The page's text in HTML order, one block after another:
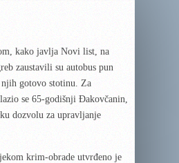
kako javlja Novi list, na
zaustavili su autobus pun
gotovo stotinu. Za
se 65-godišnji Đakovčanin,
dozvolu za upravljanje
krim-obrade utvrđeno je